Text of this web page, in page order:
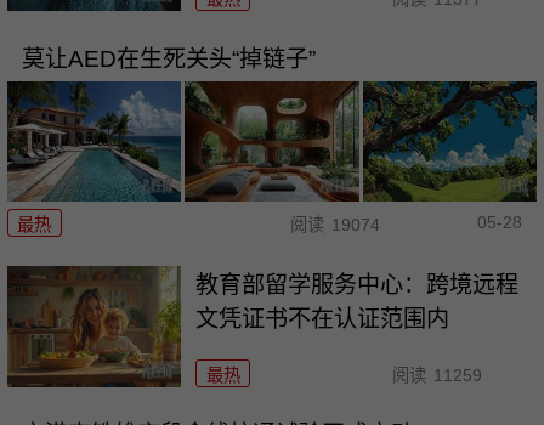
莫让AED在生死关头“掉链子”
最热 阅读 19074 05-28
教育部留学服务中心：跨境远程
文凭证书不在认证范围内
最热 阅读 11259